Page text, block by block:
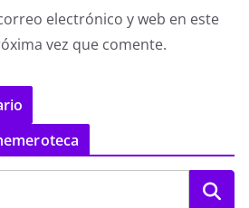
electrónico y web en este
vez que comente.